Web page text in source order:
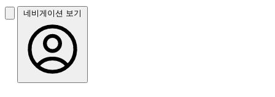
네비게이션 보기